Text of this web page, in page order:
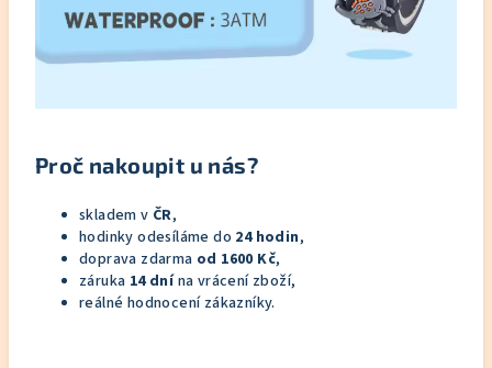
Proč nakoupit u nás?
skladem v ČR,
hodinky odesíláme do 24 hodin,
doprava zdarma od 1600 Kč,
záruka 14 dnína vrácení zboží,
reálné hodnocení zákazníky.